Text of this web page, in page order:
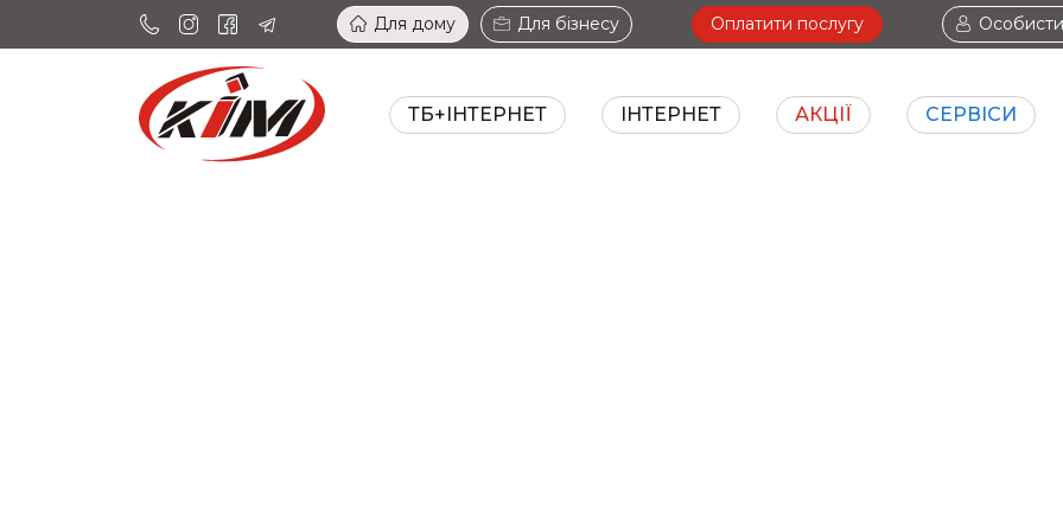
Для дому Для бізнесу Оплатити послугу
ТБ+ІНТЕРНЕТ ІНТЕРНЕТ АКЦІЇ СЕРВІСИ